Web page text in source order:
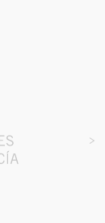
>